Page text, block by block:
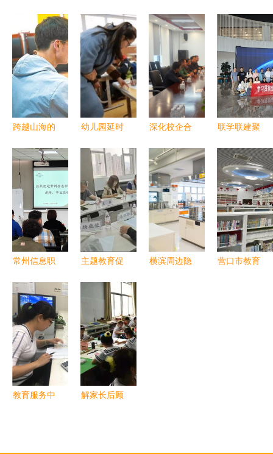
跨越山海的
——平顶山
华文教育志
愿服务者为
海外华人上
网课的故事
幼儿园延时
行，家长喜
出望外，教
育部门详解
惠民新举措
深化校企合
人空间——
陈钱校长率
队赴格力电
器(珠海金
湾)公司开
展访企拓岗
联学联建聚
育人谱新篇
——南京大
学地学四院
行政党支部
开展学习贯
彻新发展理
常州信息职
院“工匠特
色班”学子
走进企业园
区 沉浸式
体验“硬
核”企业魅
主题教育促
拓岗搭桥梁
——学校领
导深入人力
资源服务企
业推动高质
量就业
横滨周边隐
营口市教育
教育服务中
解家长后顾